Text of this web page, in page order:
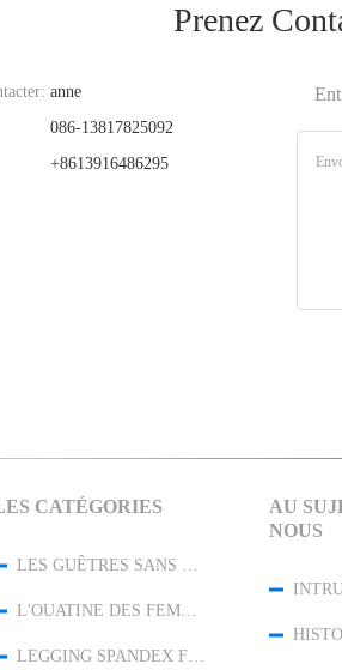
Prenez
anne
086-13817825092
+8613916486295
CATÉGORIES
LES GUÊTRES SANS COUTURE DES FEMMES
L'OUATINE DES FEMMES A RAYÉ DES GUÊTRES
LEGGING SPANDEX FEMME
AU
NOUS